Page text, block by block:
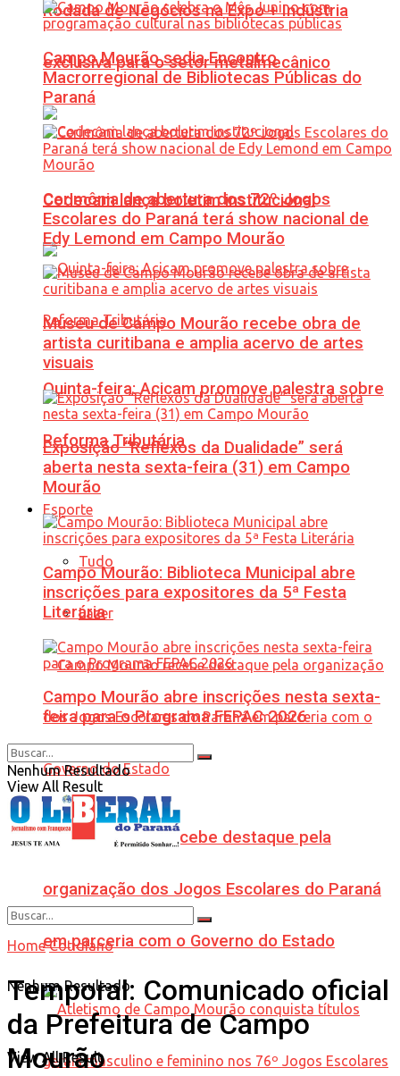
Rodada de Negócios na Expo + Indústria
exclusiva para o setor metalmecânico
Codecam lança boletim institucional
Quinta-feira: Acicam promove palestra sobre
Reforma Tributária
Esporte
Tudo
Lazer
Campo Mourão recebe destaque pela
organização dos Jogos Escolares do Paraná
em parceria com o Governo do Estado
Campo Mourão sedia Encontro
Macrorregional de Bibliotecas Públicas do
Paraná
Cerimônia de abertura dos 72º Jogos
Escolares do Paraná terá show nacional de
Edy Lemond em Campo Mourão
Museu de Campo Mourão recebe obra de
artista curitibana e amplia acervo de artes
visuais
Exposição “Reflexos da Dualidade” será
aberta nesta sexta-feira (31) em Campo
Mourão
Campo Mourão: Biblioteca Municipal abre
inscrições para expositores da 5ª Festa
Literária
Campo Mourão abre inscrições nesta sexta-
feira para o Programa FEPAC 2026
Nenhum Resultado
View All Result
Nenhum Resultado
View All Result
Home Cotidiano
Temporal: Comunicado oficial
da Prefeitura de Campo
Mourão